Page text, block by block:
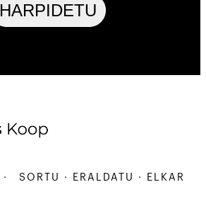
HARPIDETU
SORTU · ERALDATU ·